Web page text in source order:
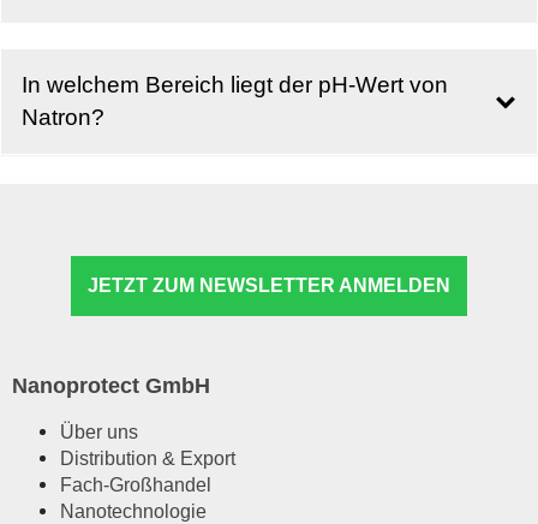
In welchem Bereich liegt der pH-Wert von
Natron?
JETZT ZUM NEWSLETTER ANMELDEN
Nanoprotect GmbH
Über uns
Distribution & Export
Fach-Großhandel
Nanotechnologie